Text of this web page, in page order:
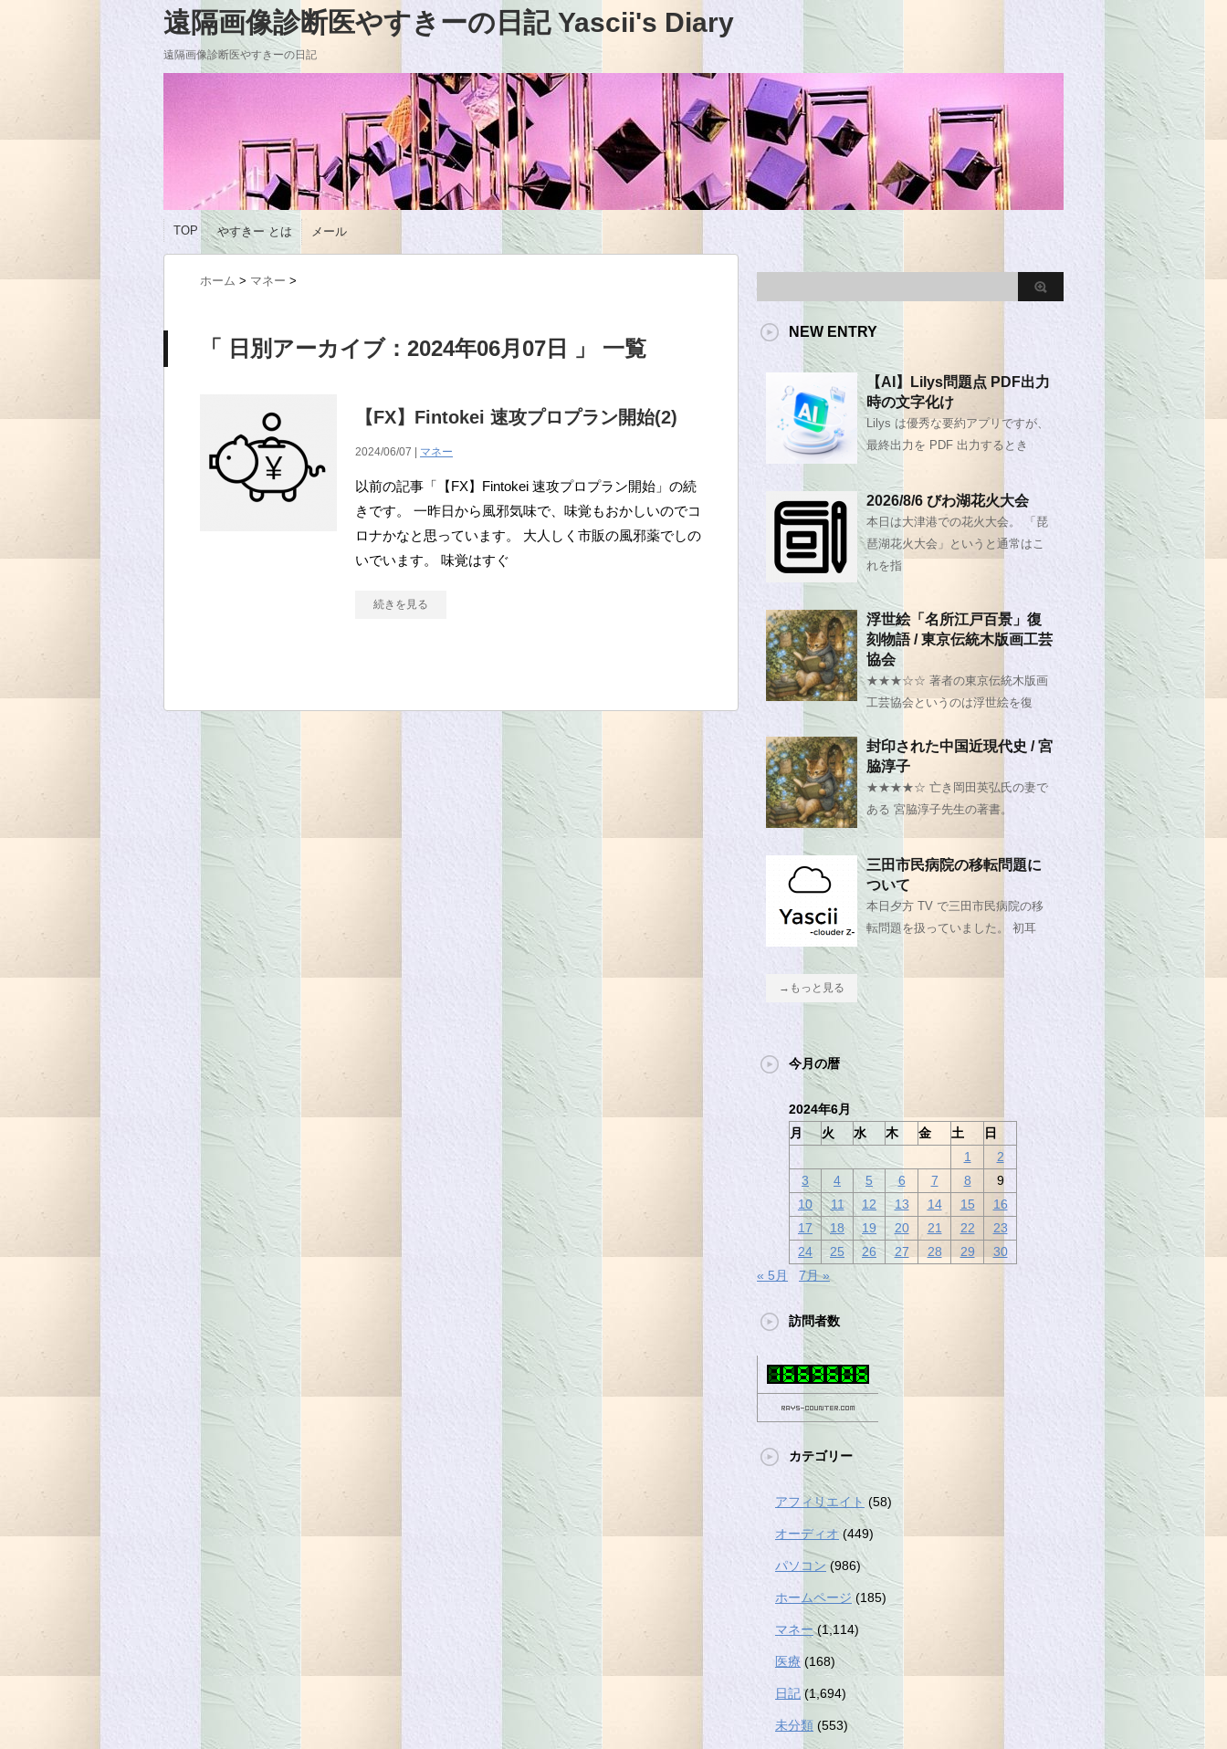
遠隔画像診断医やすきーの日記 Yascii's Diary
遠隔画像診断医やすきーの日記
TOP やすきー とは メール
ホーム > マネー >
「 日別アーカイブ：2024年06月07日 」 一覧
【FX】Fintokei 速攻プロプラン開始(2)
2024/06/07 | マネー
以前の記事「【FX】Fintokei 速攻プロプラン開始」の続
きです。 一昨日から風邪気味で、味覚もおかしいのでコ
ロナかなと思っています。 大人しく市販の風邪薬でしの
いでいます。 味覚はすぐ
続きを見る
NEW ENTRY
【AI】Lilys問題点 PDF出力
時の文字化け
Lilys は優秀な要約アプリですが、
最終出力を PDF 出力するとき
2026/8/6 びわ湖花火大会
本日は大津港での花火大会。 「琵
琶湖花火大会」というと通常はこ
れを指
浮世絵「名所江戸百景」復
刻物語 / 東京伝統木版画工芸
協会
★★★☆☆ 著者の東京伝統木版画
工芸協会というのは浮世絵を復
封印された中国近現代史 / 宮
脇淳子
★★★★☆ 亡き岡田英弘氏の妻で
ある 宮脇淳子先生の著書。
三田市民病院の移転問題に
ついて
本日夕方 TV で三田市民病院の移
転問題を扱っていました。 初耳
→もっと見る
今月の暦
2024年6月
月
火 水 木 金 土
日
1
2
3
4 5 6 7 8
9
10
11 12 13 14 15
16
17
18 19 20 21 22
23
24
25 26 27 28 29
30
« 5月
7月 »
訪問者数
カテゴリー
アフィリエイト (58)
オーディオ (449)
パソコン (986)
ホームページ (185)
マネー(1,114)
医療 (168)
日記(1,694)
未分類 (553)